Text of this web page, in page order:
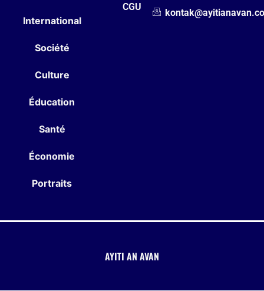
International
Société
Culture
Éducation
Santé
Économie
Portraits
CGU
AYITI AN AVAN